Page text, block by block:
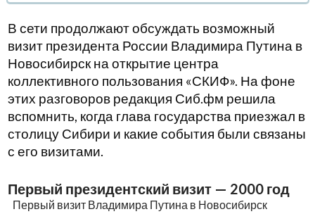
В сети продолжают обсуждать возможный
визит президента России Владимира Путина в
Новосибирск на открытие центра
коллективного пользования «СКИФ». На фоне
этих разговоров редакция Сиб.фм решила
вспомнить, когда глава государства приезжал в
столицу Сибири и какие события были связаны
с его визитами.
Первый президентский визит — 2000 год
Первый визит Владимира Путина в Новосибирск